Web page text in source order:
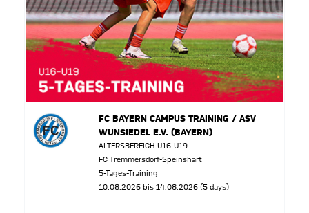
FC BAYERN CAMPUS TRAINING / ASV
WUNSIEDEL E.V. (BAYERN)
ALTERSBEREICH U16-U19
FC Tremmersdorf-Speinshart
5-Tages-Training
10.08.2026 bis 14.08.2026 (5 days)